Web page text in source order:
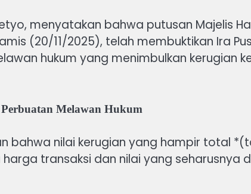
menyatakan bahwa putusan Majelis
(20/11/2025), telah membuktikan Ira
hukum yang menimbulkan kerugian
Melawan Hukum
bahwa nilai kerugian yang hampir total
transaksi dan nilai yang seharusnya